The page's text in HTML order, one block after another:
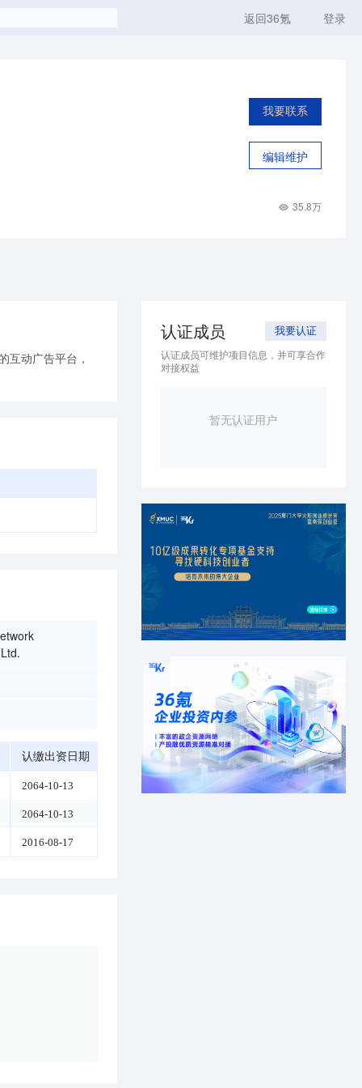
返回36氪 登录
我要联系
编辑维护
35.8万
互动广告平台，
认缴出资日期
2064-10-13
2064-10-13
2016-08-17
认证成员 我要认证
认证成员可维护项目信息，并可享合作
对接权益
暂无认证用户